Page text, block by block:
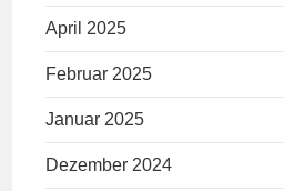
April 2025
Februar 2025
Januar 2025
Dezember 2024